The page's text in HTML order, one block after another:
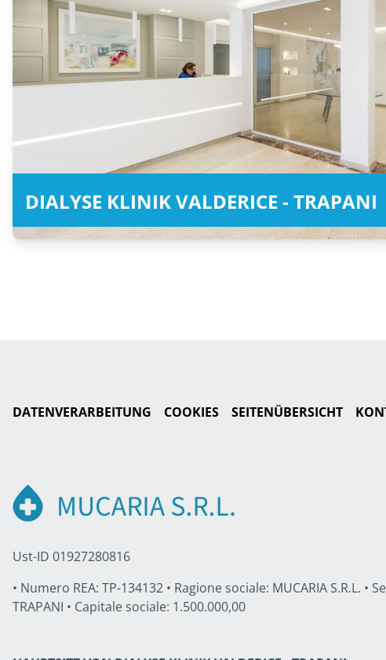
DIALYSE KLINIK VALDERICE - TRAPANI
DATENVERARBEITUNG COOKIES SEITENÜBERSICHT
Ust-ID 01927280816
• Numero REA: TP-134132 • Ragione sociale: MUCARIA S.R.L.
TRAPANI • Capitale sociale: 1.500.000,00